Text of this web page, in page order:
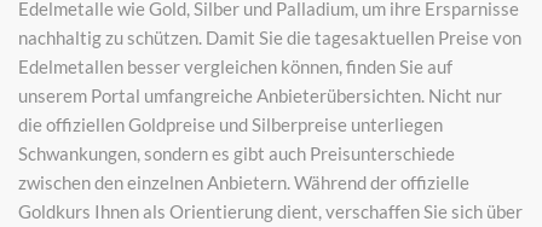
Edelmetalle wie Gold, Silber und Palladium, um ihre Ersparnisse
nachhaltig zu schützen. Damit Sie die tagesaktuellen Preise von
Edelmetallen besser vergleichen können, finden Sie auf
unserem Portal umfangreiche Anbieterübersichten. Nicht nur
die offiziellen Goldpreise und Silberpreise unterliegen
Schwankungen, sondern es gibt auch Preisunterschiede
zwischen den einzelnen Anbietern. Während der offizielle
Goldkurs Ihnen als Orientierung dient, verschaffen Sie sich über